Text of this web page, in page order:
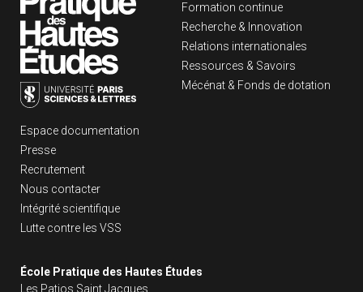
Formation continue
Recherche & Innovation
Relations internationales
Ressources & Savoirs
Mécénat & Fonds de dotation
Liens footer
Espace documentation
Presse
Recrutement
Nous contacter
Intégrité scientifique
Lutte contre les VSS
École Pratique des Hautes Études
Les Patios Saint Jacques